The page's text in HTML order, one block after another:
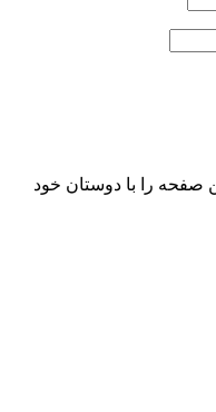
صفحه را با دوستان خود